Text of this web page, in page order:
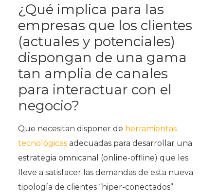
¿Qué implica para las
empresas que los clientes
(actuales y potenciales)
dispongan de una gama
tan amplia de canales
para interactuar con el
negocio?
Que necesitan disponer de herramientas
tecnológicas adecuadas para desarrollar una
estrategia omnicanal (online-offline) que les
lleve a satisfacer las demandas de esta nueva
tipología de clientes “hiper-conectados”.